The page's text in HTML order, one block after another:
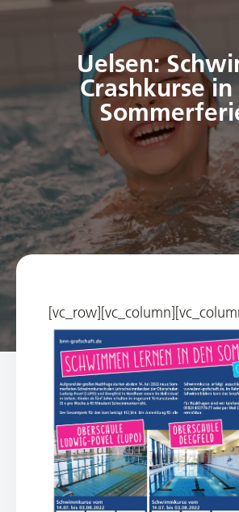
Uelsen:
Crashkurse